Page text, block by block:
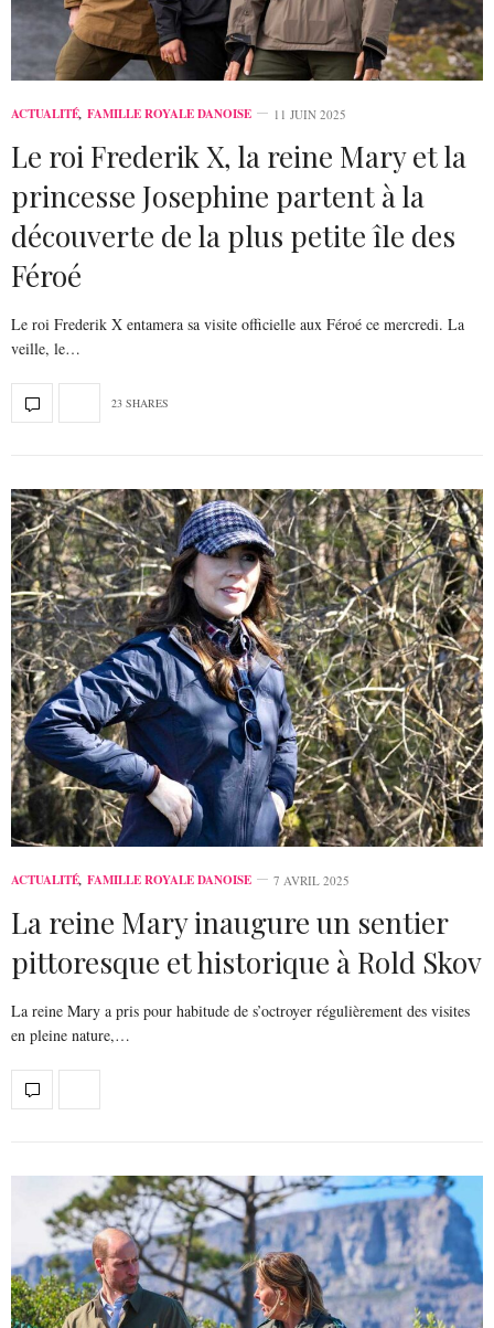
ACTUALITÉ, FAMILLE ROYALE DANOISE 11 JUIN 2025
Le roi Frederik X, la reine Mary et la
princesse Josephine partent à la
découverte de la plus petite île des
Féroé
Le roi Frederik X entamera sa visite officielle aux Féroé ce mercredi. La
veille, le…
23 SHARES
ACTUALITÉ, FAMILLE ROYALE DANOISE 7 AVRIL 2025
La reine Mary inaugure un sentier
pittoresque et historique à Rold Skov
La reine Mary a pris pour habitude de s’octroyer régulièrement des visites
en pleine nature,…